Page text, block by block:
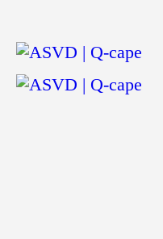
Wedstrijdzaken
Adressen